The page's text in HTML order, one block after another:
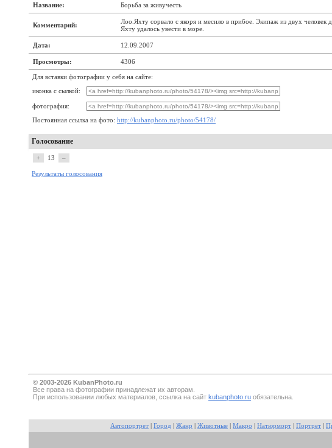
Название: Борьба за живучесть
Комментарий:
Лоо.Яхту сорвало с якоря и месило в прибое. Экипаж из двух человек
Яхту удалось увести в море.
Дата: 12.09.2007
Просмотры: 4306
Для вставки фотографии у себя на сайте:
иконка с сылкой:
фотография:
Постоянная ссылка на фото: http://kubanphoto.ru/photo/54178/
Голосование
+ 13 –
Результаты голосования
© 2003-2026 KubanPhoto.ru
Все прaва на фотографии принадлежат их авторам.
При использовании любых материалов, ссылка на сайт kubanphoto.ru обязательна.
Автопортрет Город Жанр Животные Макро Натюрморт Портрет